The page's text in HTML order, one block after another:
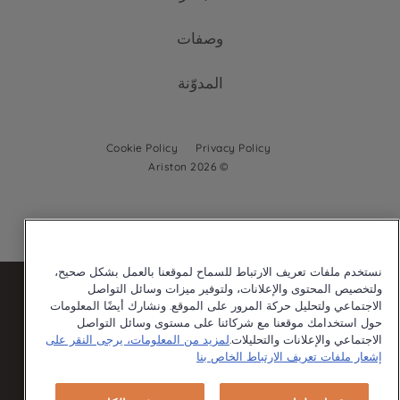
أفران قائمة بذاتها
مواقد (مسطحات) مدمجة
غسالات صحون قائمة بذاتها
مواقد (مسطحات) مدمجة
الخدمة والدعم
وصفات
المدوّنة
© 2026 Ariston
Privacy Policy
Cookie Policy
Our parent company, Beko has 55,000 employees throughout the
world with its global operations through its subsidiaries in 57
countries and 45 production facilities in 13 countries
(i.e. Türkiye, UK, Italy, Romania, Slovakia, Poland, South Africa,
نستخدم ملفات تعريف الارتباط للسماح لموقعنا بالعمل بشكل صحيح،
ولتخصيص المحتوى والإعلانات، ولتوفير ميزات وسائل التواصل
الاجتماعي ولتحليل حركة المرور على الموقع. ونشارك أيضًا المعلومات
حول استخدامك موقعنا مع شركائنا على مستوى وسائل التواصل
الاجتماعي والإعلانات والتحليلات.لمزيد من المعلومات، يرجى النقر على
إشعار ملفات تعريف الارتباط الخاص بنا